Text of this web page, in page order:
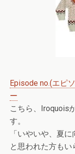
Episode no.(エピ
ー
こちら、Iroquois
す。
「いやいや、夏
と思われた方もい